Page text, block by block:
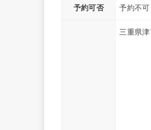
予約可否 予約不可
三重県